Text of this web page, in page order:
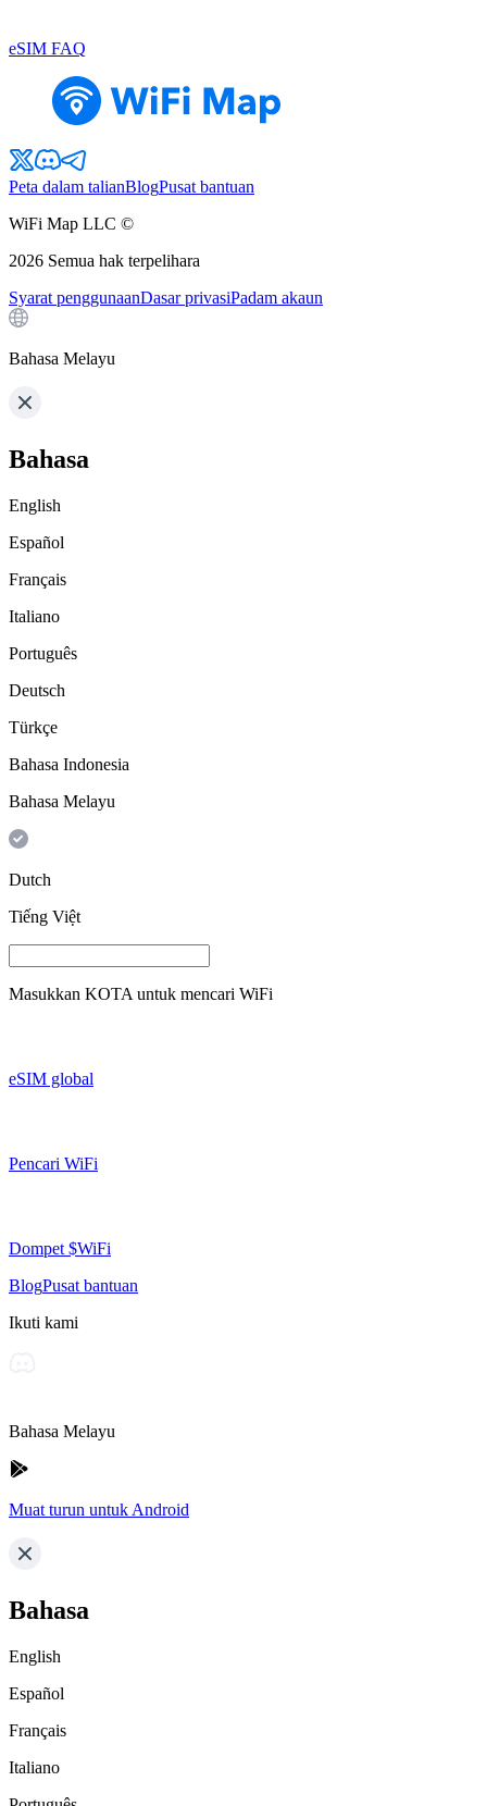
eSIM FAQ
Peta dalam talianBlogPusat bantuan
WiFi Map LLC ©
2026 Semua hak terpelihara
Syarat penggunaanDasar privasiPadam akaun
Bahasa Melayu
Bahasa
English
Español
Français
Italiano
Português
Deutsch
Türkçe
Bahasa Indonesia
Bahasa Melayu
Dutch
Tiếng Việt
Masukkan KOTA untuk mencari WiFi
eSIM global
Pencari WiFi
Dompet $WiFi
BlogPusat bantuan
Ikuti kami
Bahasa Melayu
Muat turun untuk Android
Bahasa
English
Español
Français
Italiano